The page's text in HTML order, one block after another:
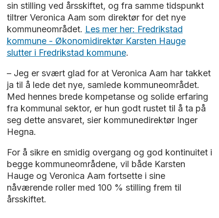
sin stilling ved årsskiftet, og fra samme tidspunkt
tiltrer Veronica Aam som direktør for det nye
kommuneområdet. Les mer her: Fredrikstad
kommune - Økonomidirektør Karsten Hauge
slutter i Fredrikstad kommune.
– Jeg er svært glad for at Veronica Aam har takket
ja til å lede det nye, samlede kommuneområdet.
Med hennes brede kompetanse og solide erfaring
fra kommunal sektor, er hun godt rustet til å ta på
seg dette ansvaret, sier kommunedirektør Inger
Hegna.
For å sikre en smidig overgang og god kontinuitet i
begge kommuneområdene, vil både Karsten
Hauge og Veronica Aam fortsette i sine
nåværende roller med 100 % stilling frem til
årsskiftet.